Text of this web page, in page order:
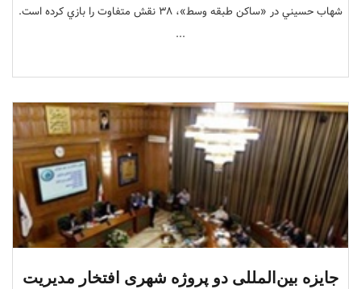
شهاب حسيني در «ساكن طبقه وسط»، 38 نقش متفاوت را بازي كرده است.
...
جایزه بین‌المللی دو پروژه شهری افتخار مدیریت